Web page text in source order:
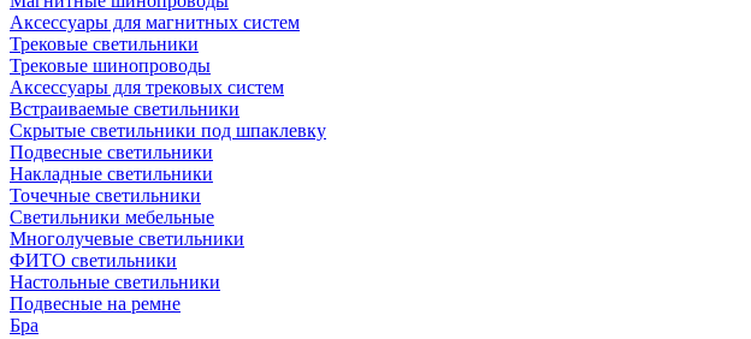
Аксессуары для магнитных систем
Трековые светильники
Трековые шинопроводы
Аксессуары для трековых систем
Встраиваемые светильники
Скрытые светильники под шпаклевку
Подвесные светильники
Накладные светильники
Точечные светильники
Светильники мебельные
Многолучевые светильники
ФИТО светильники
Настольные светильники
Подвесные на ремне
Бра